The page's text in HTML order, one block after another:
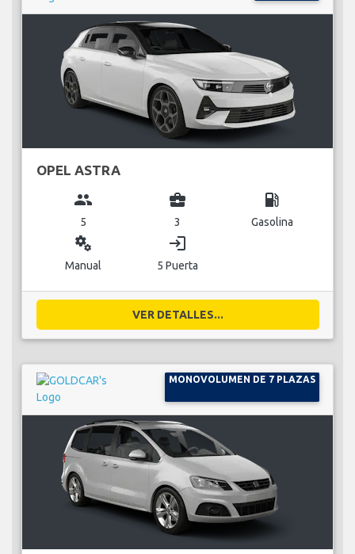
OPEL ASTRA
group
5
business_center
3
local_gas_station
Gasolina
miscellaneous_services
Manual
login
5 Puerta
VER DETALLES...
MONOVOLUMEN DE 7 PLAZAS